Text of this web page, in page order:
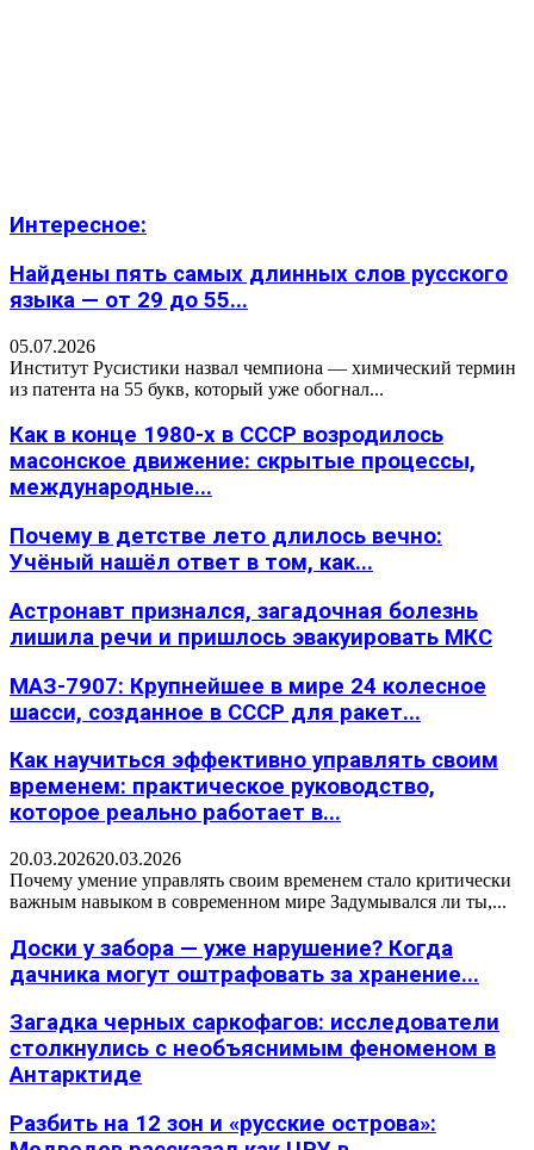
Интересное:
Найдены пять самых длинных слов русского
языка — от 29 до 55...
05.07.2026
Институт Русистики назвал чемпиона — химический термин
из патента на 55 букв, который уже обогнал...
Как в конце 1980-х в СССР возродилось
масонское движение: скрытые процессы,
международные...
Почему в детстве лето длилось вечно:
Учёный нашёл ответ в том, как...
Астронавт признался, загадочная болезнь
лишила речи и пришлось эвакуировать МКС
МАЗ-7907: Крупнейшее в мире 24 колесное
шасси, созданное в СССР для ракет...
Как научиться эффективно управлять своим
временем: практическое руководство,
которое реально работает в...
20.03.202620.03.2026
Почему умение управлять своим временем стало критически
важным навыком в современном мире Задумывался ли ты,...
Доски у забора — уже нарушение? Когда
дачника могут оштрафовать за хранение...
Загадка черных саркофагов: исследователи
столкнулись с необъяснимым феноменом в
Антарктиде
Разбить на 12 зон и «русские острова»: